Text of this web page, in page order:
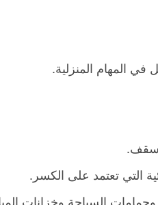
المهام المنزلية.
التي تعتمد على الكسر.
السباحة وخزانات